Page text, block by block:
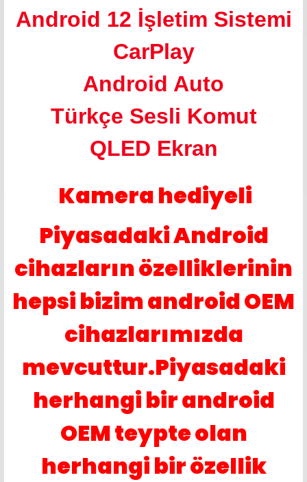
Android 12 İşletim Sistemi
CarPlay
Android Auto
Türkçe Sesli Komut
QLED Ekran
Kamera hediyeli
Piyasadaki Android
cihazların özelliklerinin
hepsi bizim android OEM
cihazlarımızda
mevcuttur.Piyasadaki
herhangi bir android
OEM teypte olan
herhangi bir özellik